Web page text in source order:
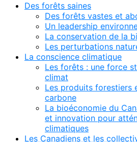
Des forêts saines
Des forêts vastes et
Un leadership
La conservation de la
Les perturbations
La conscience climatique
Les forêts : une force
climat
Les produits forestiers
carbone
La bioéconomie du
et innovation pour
climatiques
Les Canadiens et les